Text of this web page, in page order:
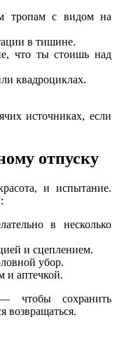
тропам с видом на
в тишине.
что ты стоишь над
квадроциклах.
источниках, если
отпуску
и испытание.
в несколько
и сцеплением.
убор.
и аптечкой.
чтобы сохранить
возвращаться.